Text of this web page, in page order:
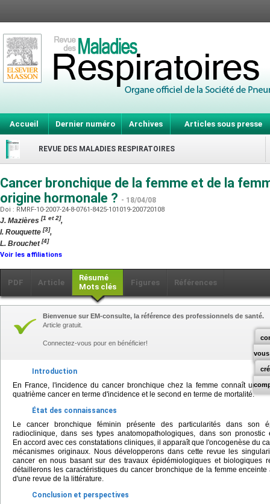
Accueil Dernier numéro Archives Articles sous presse
REVUE DES MALADIES RESPIRATOIRES
Cancer bronchique de la femme et de la
origine hormonale ? - 18/04/08
Doi : RMRF-10-2007-24-8-0761-8425-101019-200720108
J. Mazières [1 et 2],
I. Rouquette [3],
L. Brouchet[4]
Voir les affiliations
PDF Article
Résumé
Mots clés
Figures Références
vous
Bienvenue sur EM-consulte, la référence des professionnels de santé.
Article gratuit.
Connectez-vous pour en bénéficier!
Introduction
En France, l'incidence du cancer bronchique chez la femme connaît une
quatrième cancer en terme d'incidence et le second en terme de mortalité.
État des connaissances
Le cancer bronchique féminin présente des particularités dans son
radioclinique, dans ses types anatomopathologiques, dans son
En accord avec ces constatations cliniques, il apparaît que l'oncogenèse du
mécanismes originaux. Nous développerons dans cette revue les
cancer en nous basant sur des travaux épidémiologiques et biologiques
détaillerons les caractéristiques du cancer bronchique de la femme
d'une revue de la littérature.
Conclusion et perspectives